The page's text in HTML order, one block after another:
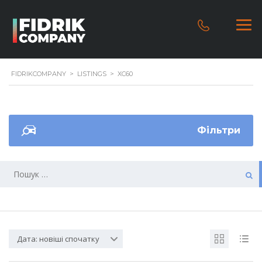
FIDRIKCOMPANY > LISTINGS > XC60
Фільтри
Дата: новіші спочатку